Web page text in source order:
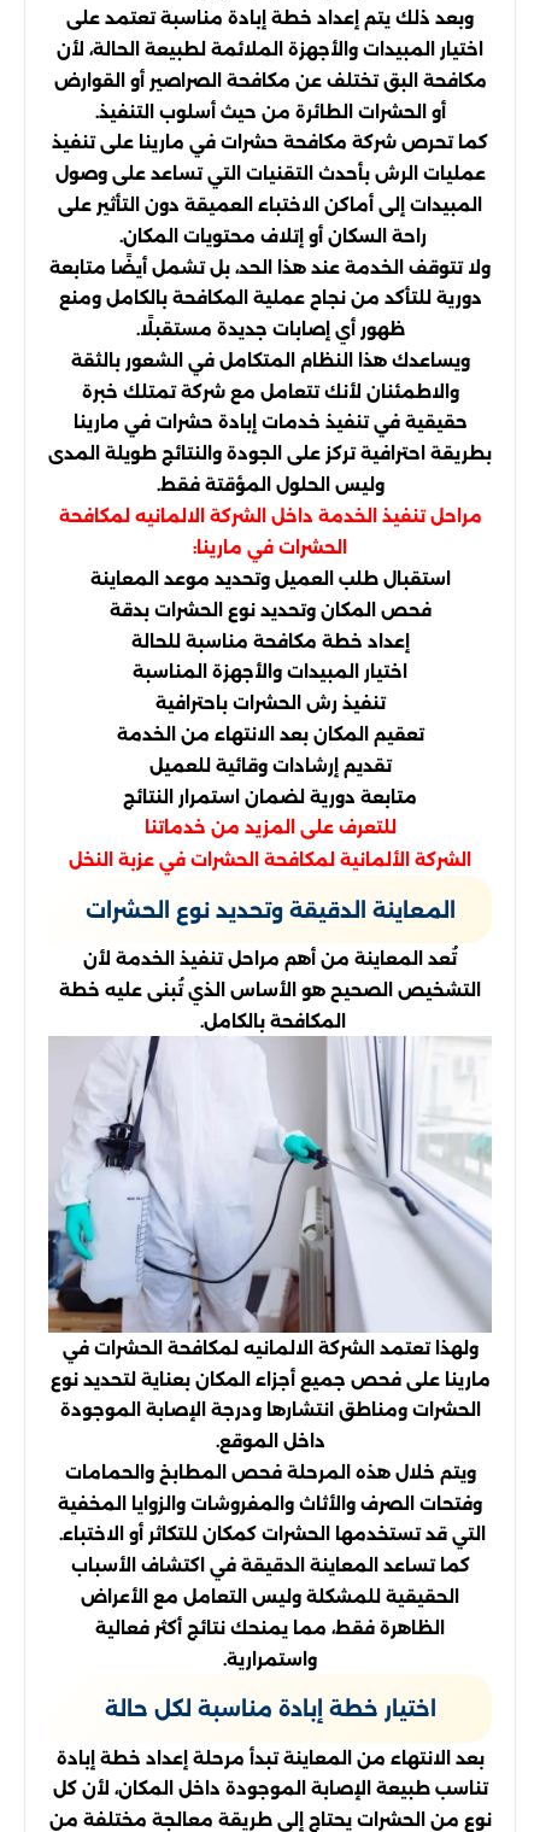
وبعد ذلك يتم إعداد خطة إبادة مناسبة تعتمد على
اختيار المبيدات والأجهزة الملائمة لطبيعة الحالة، لأن
مكافحة البق تختلف عن مكافحة الصراصير أو القوارض
أو الحشرات الطائرة من حيث أسلوب التنفيذ.
كما تحرص شركة مكافحة حشرات في مارينا على تنفيذ
عمليات الرش بأحدث التقنيات التي تساعد على وصول
المبيدات إلى أماكن الاختباء العميقة دون التأثير على
راحة السكان أو إتلاف محتويات المكان.
ولا تتوقف الخدمة عند هذا الحد، بل تشمل أيضًا متابعة
دورية للتأكد من نجاح عملية المكافحة بالكامل ومنع
ظهور أي إصابات جديدة مستقبلًا.
ويساعدك هذا النظام المتكامل في الشعور بالثقة
والاطمئنان لأنك تتعامل مع شركة تمتلك خبرة
حقيقية في تنفيذ خدمات إبادة حشرات في مارينا
بطريقة احترافية تركز على الجودة والنتائج طويلة المدى
وليس الحلول المؤقتة فقط.
مراحل تنفيذ الخدمة داخل الشركة الالمانيه لمكافحة
الحشرات في مارينا:
استقبال طلب العميل وتحديد موعد المعاينة
فحص المكان وتحديد نوع الحشرات بدقة
إعداد خطة مكافحة مناسبة للحالة
اختيار المبيدات والأجهزة المناسبة
تنفيذ رش الحشرات باحترافية
تعقيم المكان بعد الانتهاء من الخدمة
تقديم إرشادات وقائية للعميل
متابعة دورية لضمان استمرار النتائج
للتعرف على المزيد من خدماتنا
الشركة الألمانية لمكافحة الحشرات في عزبة النخل
المعاينة الدقيقة وتحديد نوع الحشرات
تُعد المعاينة من أهم مراحل تنفيذ الخدمة لأن
التشخيص الصحيح هو الأساس الذي تُبنى عليه خطة
المكافحة بالكامل.
ولهذا تعتمد الشركة الالمانيه لمكافحة الحشرات في
مارينا على فحص جميع أجزاء المكان بعناية لتحديد نوع
الحشرات ومناطق انتشارها ودرجة الإصابة الموجودة
داخل الموقع.
ويتم خلال هذه المرحلة فحص المطابخ والحمامات
وفتحات الصرف والأثاث والمفروشات والزوايا المخفية
التي قد تستخدمها الحشرات كمكان للتكاثر أو الاختباء.
كما تساعد المعاينة الدقيقة في اكتشاف الأسباب
الحقيقية للمشكلة وليس التعامل مع الأعراض
الظاهرة فقط، مما يمنحك نتائج أكثر فعالية
واستمرارية.
اختيار خطة إبادة مناسبة لكل حالة
بعد الانتهاء من المعاينة تبدأ مرحلة إعداد خطة إبادة
تناسب طبيعة الإصابة الموجودة داخل المكان، لأن كل
نوع من الحشرات يحتاج إلى طريقة معالجة مختلفة من